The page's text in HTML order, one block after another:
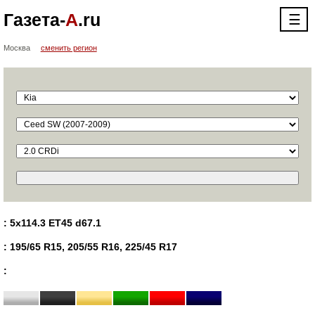
Газета-А.ru ☰
Москва сменить регион
: 5x114.3 ET45 d67.1
: 195/65 R15, 205/55 R16, 225/45 R17
: